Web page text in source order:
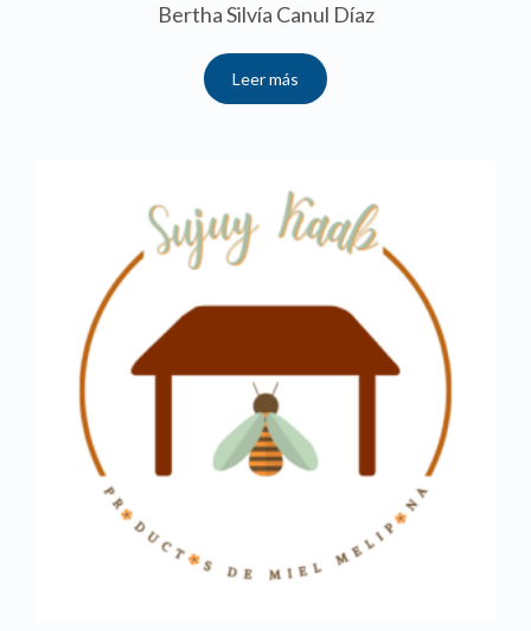
Bertha Silvía Canul Díaz
Leer más